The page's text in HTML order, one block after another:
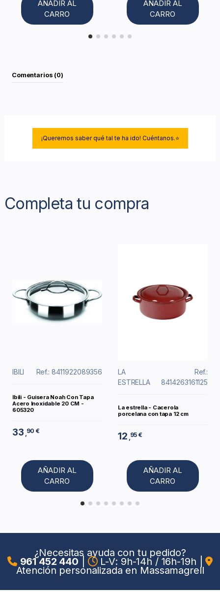
AÑADIR AL
CARRO
AÑADIR AL
CARRO
Comentarios (0)
¡Queremos saber qué tal te ha ido! Cuéntanos.⭐
Completa tu compra
IBILI Ref.: 8411922089356
Ibili - Guisera Noah Con Tapa
Acero Inoxidable 20 CM -
605320
33 ,90 €
AÑADIR AL
CARRO
LA
ESTRELLA
Ref.:
8414263161125
La estrella - Cacerola
porcelana con tapa 12 cm
12 ,95 €
AÑADIR AL
CARRO
¿Necesitas ayuda con tu pedido?
961 452 440 L-V: 9h-14h / 16h-19h
Atención personalizada en Massamagrell